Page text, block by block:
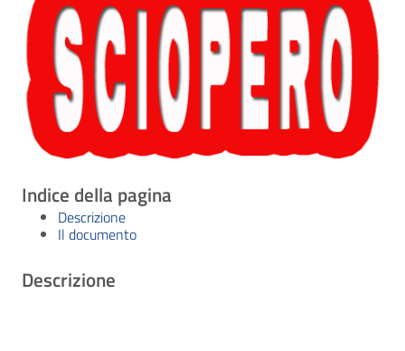
Indice della pagina
Descrizione
Il documento
Descrizione